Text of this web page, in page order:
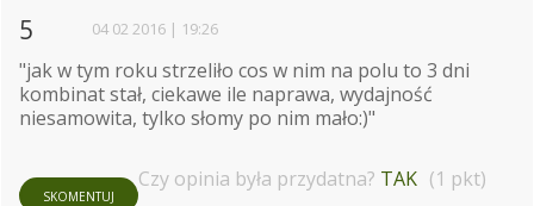
5 04 02 2016 | 19:26
"jak w tym roku strzeliło cos w nim na polu to 3 dni
kombinat stał, ciekawe ile naprawa, wydajność
niesamowita, tylko słomy po nim mało:)"
SKOMENTUJ
Czy opinia była przydatna? TAK (1 pkt)